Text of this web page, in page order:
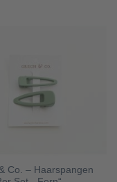
Co. – Haarspangen